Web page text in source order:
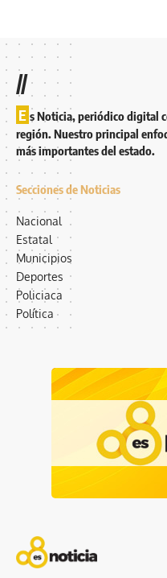
//
E s Noticia, periódico digital
región. Nuestro principal
más importantes del estado.
Secciones de Noticias
Nacional
Estatal
Municipios
Deportes
Policiaca
Política